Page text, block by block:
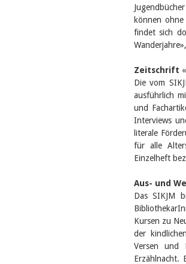
können
findet sich
Zeitschrift «
Die vom
ausführlich
und
Interviews
literale
für alle
Einzelheft
Aus- und
Das SIKJM
Kursen zu
der
Versen und
Erzählnacht.